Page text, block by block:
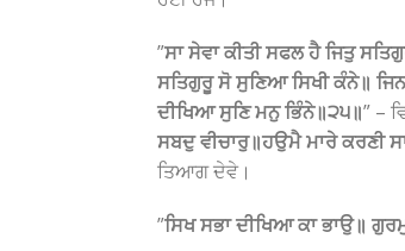
”ਸਾ ਸੇਵਾ ਕੀਤੀ ਸਫਲ ਹੈ ਜਿਤੁ
ਸਤਿਗੁਰੂ ਸੋ ਸੁਣਿਆ ਸਿਖੀ ਕੰਨੇ॥
ਦੀਖਿਆ ਸੁਣਿ ਮਨੁ ਭਿੰਨੇ॥੨੫॥” –
ਸਬਦੁ ਵੀਚਾਰੁ॥ਹਉਮੈ ਮਾਰੇ ਕਰਣੀ
ਤਿਆਗ ਦੇਵੇ।
”ਸਿਖ ਸਭਾ ਦੀਖਿਆ ਕਾ ਭਾਉ॥